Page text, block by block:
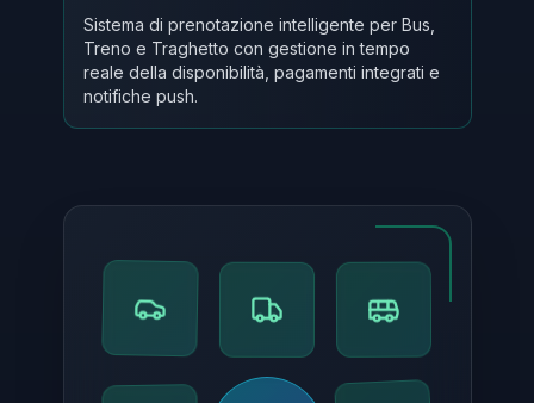
Sistema di prenotazione intelligente per Bus,
Treno e Traghetto con gestione in tempo
reale della disponibilità, pagamenti integrati e
notifiche push.